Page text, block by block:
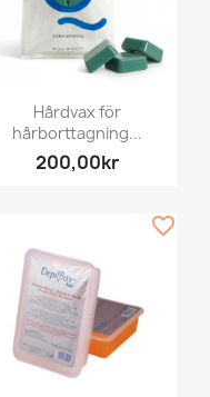
Hårdvax för
hårborttagning...
200,00kr
favorite_border